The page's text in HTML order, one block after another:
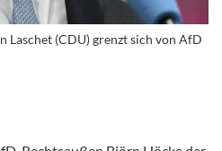
(CDU) grenzt sich von AfD